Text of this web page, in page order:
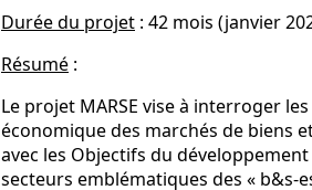
Durée du projet : 42 mois (janvier
Résumé :
Le projet MARSE vise à interroger
économique des marchés de biens
avec les Objectifs du
secteurs emblématiques des « b&s-